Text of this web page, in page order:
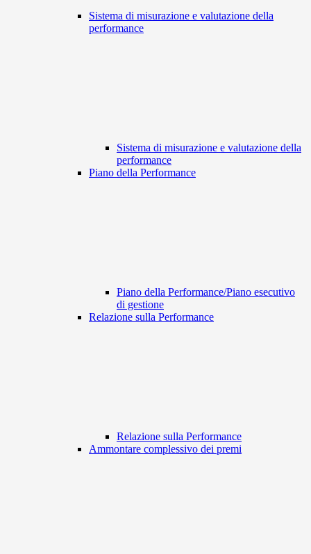
Sistema di misurazione e valutazione della
performance
Sistema di misurazione e valutazione della
performance
Piano della Performance
Piano della Performance/Piano esecutivo
di gestione
Relazione sulla Performance
Relazione sulla Performance
Ammontare complessivo dei premi